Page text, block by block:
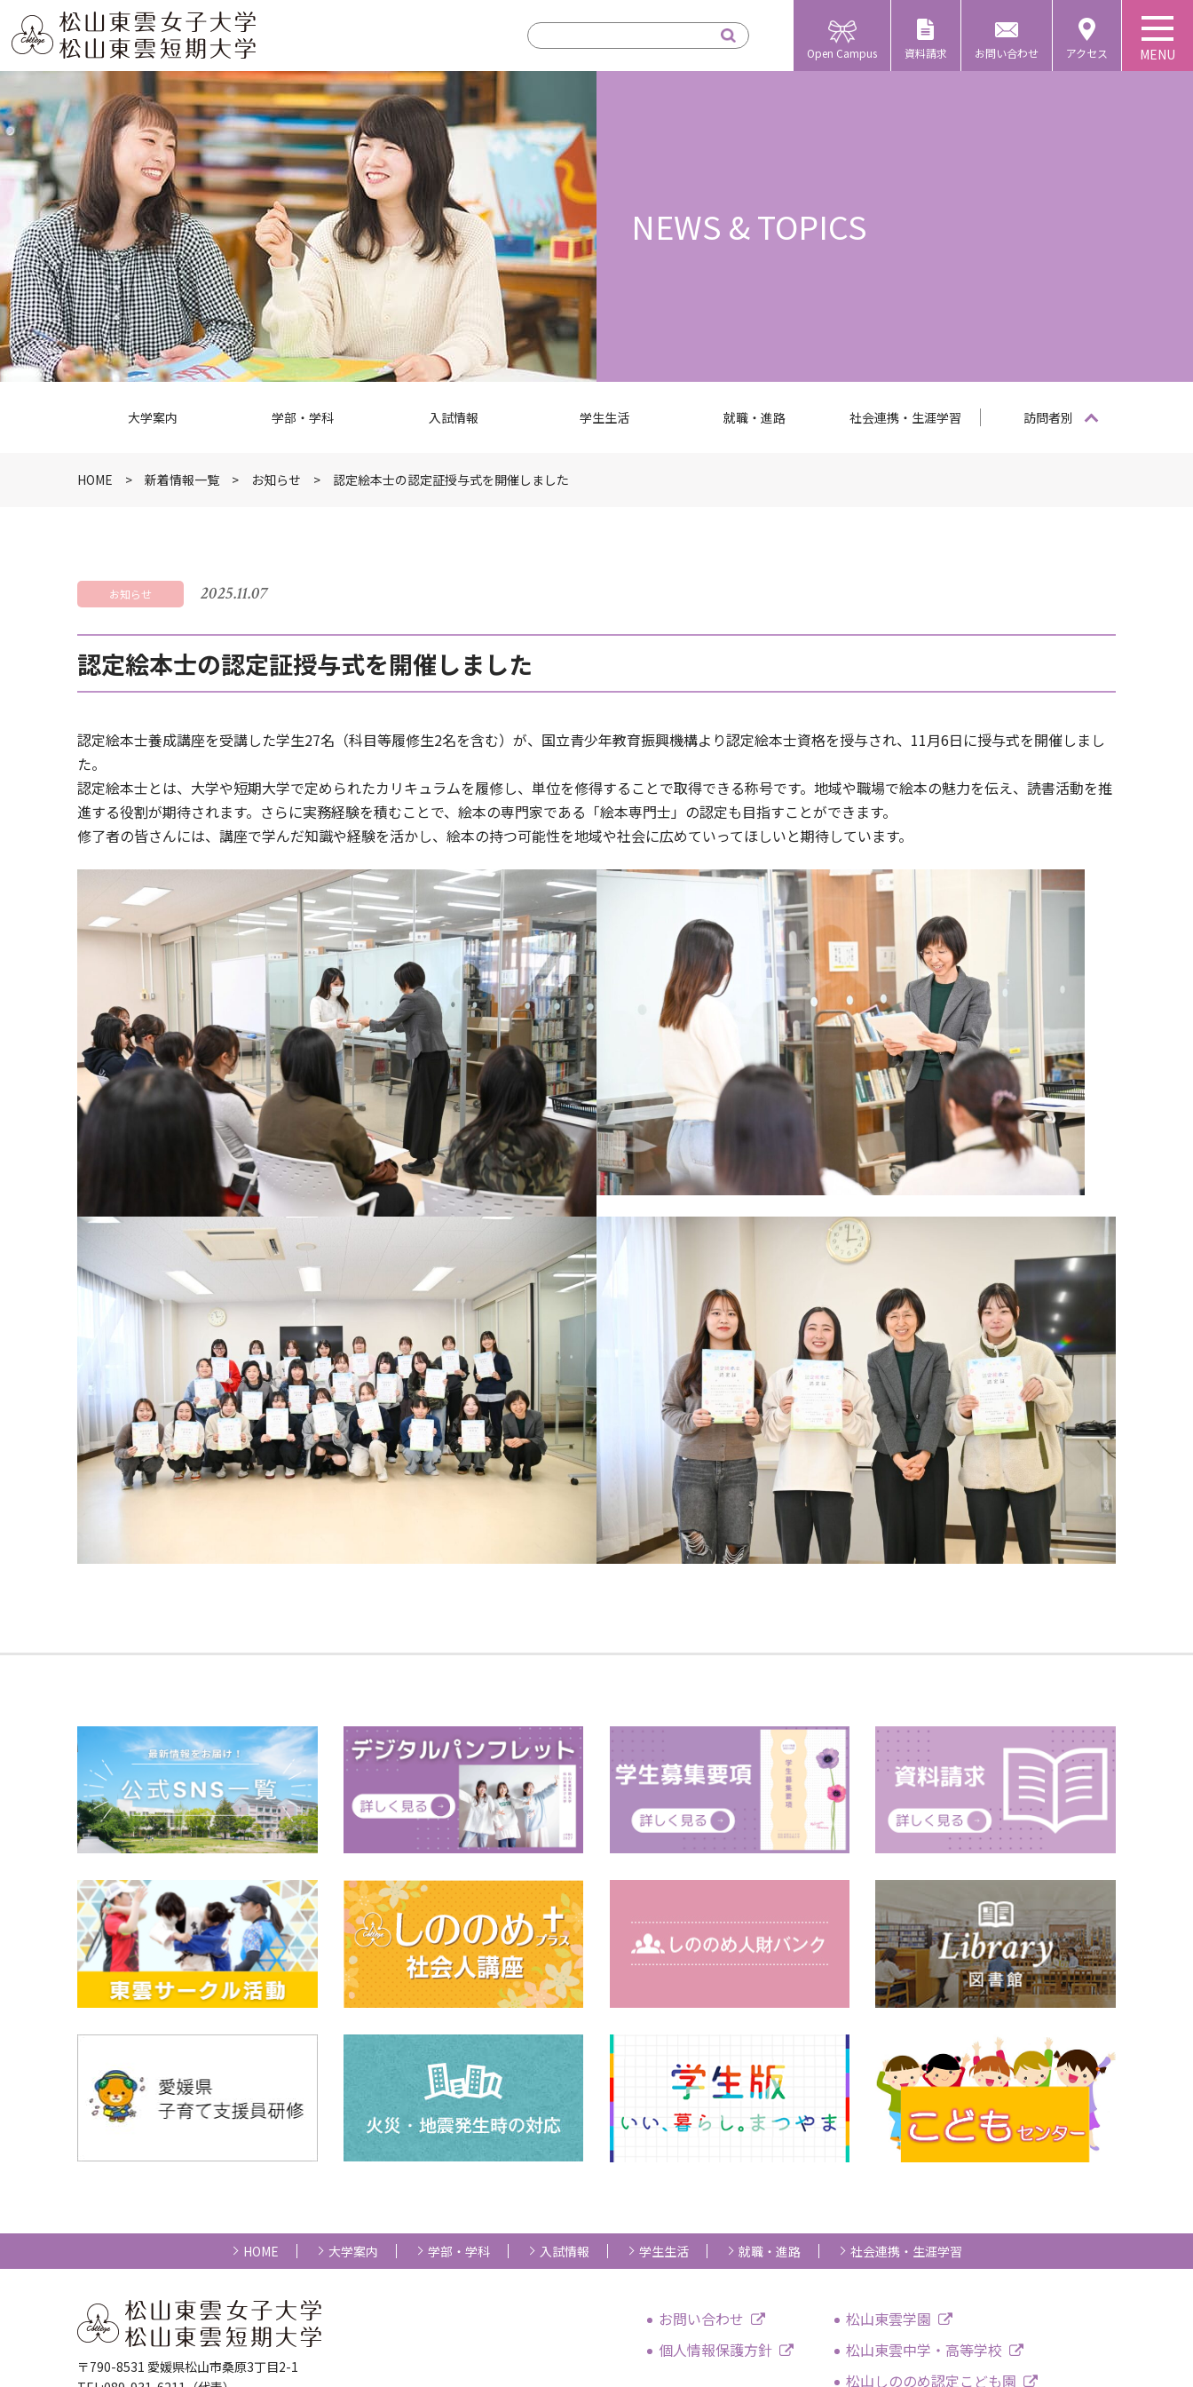
Open Campus 資料請求 お問い合わせ アクセス
NEWS & TOPICS
大学案内 学部・学科 入試情報 学生生活 就職・進路 社会連携・生涯学習 訪問者別
HOME 新着情報一覧 お知らせ 認定絵本士の認定証授与式を開催しました
お知らせ 2025.11.07
認定絵本士の認定証授与式を開催しました
認定絵本士養成講座を受講した学生27名（科目等履修生2名を含む）が、国立青少年教育振興機構より認定絵本士資格を授与され、11月6日に授与式を開催しまし
た。
認定絵本士とは、大学や短期大学で定められたカリキュラムを履修し、単位を修得することで取得できる称号です。地域や職場で絵本の魅力を伝え、読書活動を推
進する役割が期待されます。さらに実務経験を積むことで、絵本の専門家である「絵本専門士」の認定も目指すことができます。
修了者の皆さんには、講座で学んだ知識や経験を活かし、絵本の持つ可能性を地域や社会に広めていってほしいと期待しています。
HOME 大学案内 学部・学科 入試情報 学生生活 就職・進路 社会連携・生涯学習
お問い合わせ
個人情報保護方針
松山東雲学園
松山東雲中学・高等学校
松山しののめ認定こども園
〒790-8531 愛媛県松山市桑原3丁目2-1